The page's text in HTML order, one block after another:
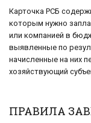
Карточка РСБ
которым нужно
или компанией в
выявленные по
начисленные на них
хозяйствующий
ПРАВИЛА